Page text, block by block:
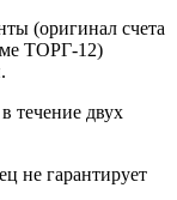
(оригинал счета
ТОРГ-12)
течение двух
не гарантирует